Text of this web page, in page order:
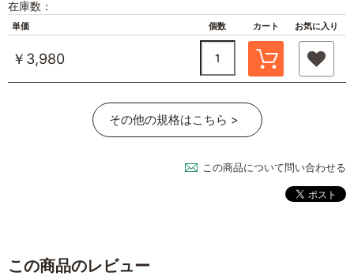
在庫数：
単価 個数 カート お気に入り
￥3,980
その他の規格はこちら >
この商品について問い合わせる
この商品のレビュー